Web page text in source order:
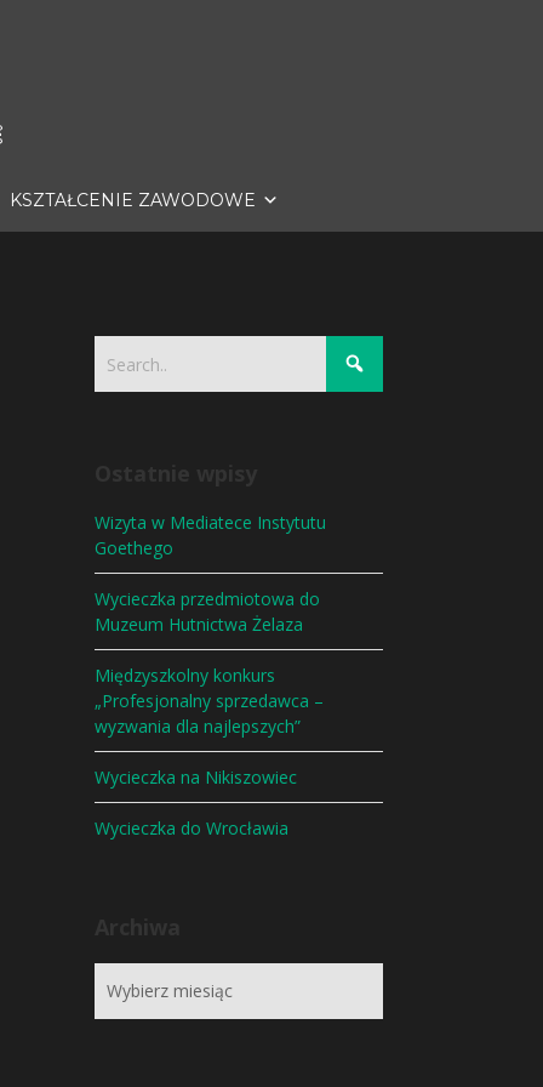
KSZTAŁCENIE ZAWODOWE
Wizyta w Mediatece Instytutu
Goethego
Wycieczka przedmiotowa do
Muzeum Hutnictwa Żelaza
Międzyszkolny konkurs
„Profesjonalny sprzedawca –
wyzwania dla najlepszych”
Wycieczka na Nikiszowiec
Wycieczka do Wrocławia